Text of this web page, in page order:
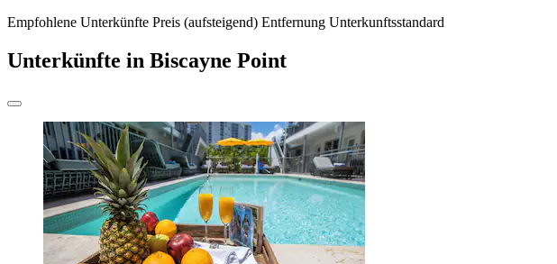
Empfohlene Unterkünfte Preis (aufsteigend) Entfernung Unterkunftsstandard
Unterkünfte in Biscayne Point